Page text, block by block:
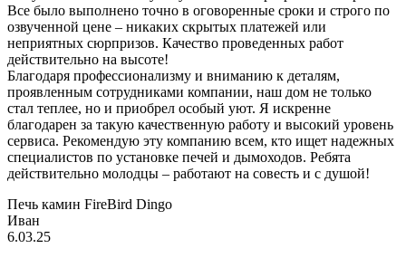
Все было выполнено точно в оговоренные сроки и строго по
озвученной цене – никаких скрытых платежей или
неприятных сюрпризов. Качество проведенных работ
действительно на высоте!
Благодаря профессионализму и вниманию к деталям,
проявленным сотрудниками компании, наш дом не только
стал теплее, но и приобрел особый уют. Я искренне
благодарен за такую качественную работу и высокий уровень
сервиса. Рекомендую эту компанию всем, кто ищет надежных
специалистов по установке печей и дымоходов. Ребята
действительно молодцы – работают на совесть и с душой!
Печь камин FireBird Dingo
Иван
6.03.25